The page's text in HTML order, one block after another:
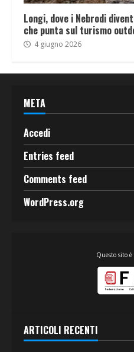
Longi, dove i Nebrodi
che punta sul turismo
4 giugno 2026
META
Accedi
Entries feed
Comments feed
WordPress.org
Questo sito è
ARTICOLI RECENTI